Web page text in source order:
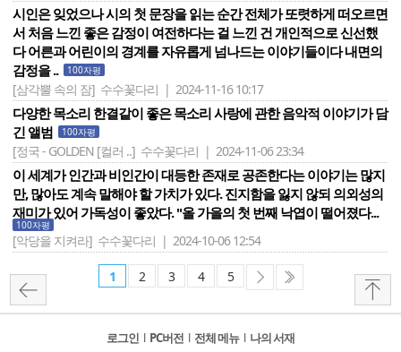
시인은 잊었으나 시의 첫 문장을 읽는 순간 전체가 또렷하게 떠오르면
서 처음 느낀 좋은 감정이 여전하다는 걸 느낀 건 개인적으로 신선했
다 어른과 어린이의 경계를 자유롭게 넘나드는 이야기들이다 내면의
감정을 ..
100자평
[삼각뿔 속의 잠] 수수꽃다리 | 2024-11-16 10:17
다양한 목소리 한결같이 좋은 목소리 사랑에 관한 음악적 이야기가 담
긴 앨범
100자평
[정국 - GOLDEN [컬러 ..] 수수꽃다리 | 2024-11-06 23:34
이 세계가 인간과 비인간이 대등한 존재로 공존한다는 이야기는 많지
만, 많아도 계속 말해야 할 가치가 있다. 진지함을 잃지 않되 의외성의
재미가 있어 가독성이 좋았다. "올 가을의 첫 번째 낙엽이 떨어졌다...
100자평
[악당을 지켜라] 수수꽃다리 | 2024-10-06 12:54
1 2 3 4 5
로그인 l PC버전 l 전체 메뉴 l 나의 서재